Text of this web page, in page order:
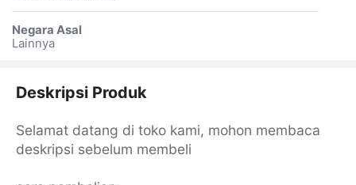
Negara Asal
Lainnya
Deskripsi Produk
Selamat datang di toko kami, mohon membaca
deskripsi sebelum membeli